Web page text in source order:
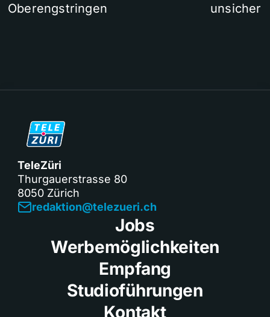
Oberengstringen
unsicher
TeleZüri
Thurgauerstrasse 80
8050 Zürich
redaktion@telezueri.ch
Jobs
Werbemöglichkeiten
Empfang
Studioführungen
Kontakt